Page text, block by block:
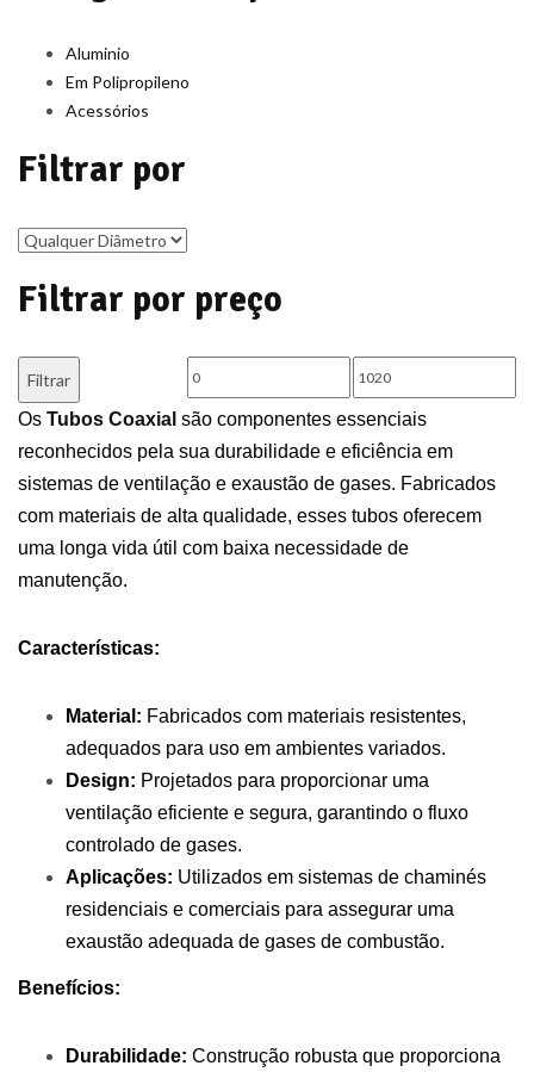
Aluminio
Em Polipropileno
Acessórios
Filtrar por
Filtrar por preço
Preço
mínimo
Preço
máximo
Filtrar
Os Tubos Coaxial são componentes essenciais
reconhecidos pela sua durabilidade e eficiência em
sistemas de ventilação e exaustão de gases. Fabricados
com materiais de alta qualidade, esses tubos oferecem
uma longa vida útil com baixa necessidade de
manutenção.
Características:
Material: Fabricados com materiais resistentes,
adequados para uso em ambientes variados.
Design: Projetados para proporcionar uma
ventilação eficiente e segura, garantindo o fluxo
controlado de gases.
Aplicações: Utilizados em sistemas de chaminés
residenciais e comerciais para assegurar uma
exaustão adequada de gases de combustão.
Benefícios:
Durabilidade: Construção robusta que proporciona